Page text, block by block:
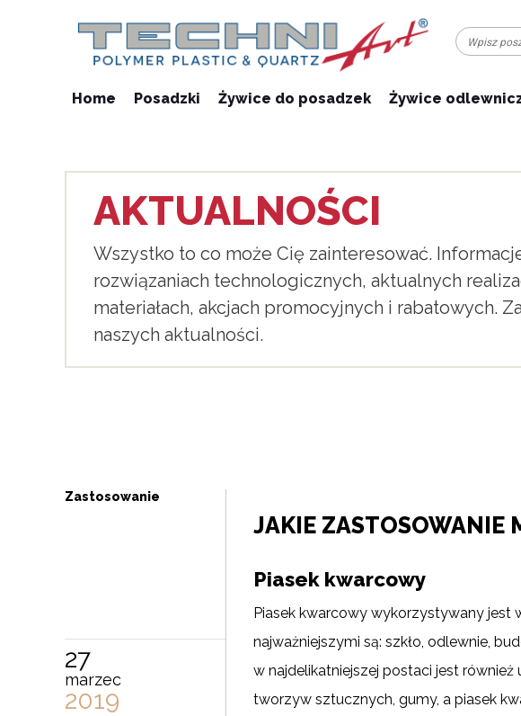
Home Posadzki Żywice do posadzek Żywice
AKTUALNOŚCI
Wszystko to co może Cię zainteresować.
rozwiązaniach technologicznych, aktualnych
materiałach, akcjach promocyjnych i rabatowych.
naszych aktualności.
Zastosowanie
27
marzec
2019
JAKIE ZASTOSOWANIE
Piasek kwarcowy
Piasek kwarcowy wykorzystywany jest
najważniejszymi są: szkło, odlewnie,
w najdelikatniejszej postaci jest
tworzyw sztucznych, gumy, a piasek